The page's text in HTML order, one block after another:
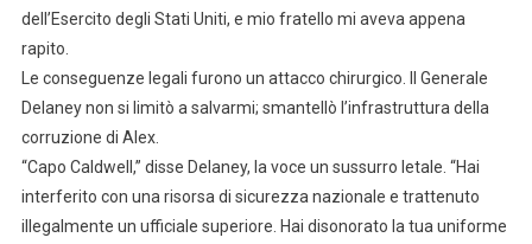
dell’Esercito degli Stati Uniti, e mio fratello mi aveva appena
rapito.
Le conseguenze legali furono un attacco chirurgico. Il Generale
Delaney non si limitò a salvarmi; smantellò l’infrastruttura della
corruzione di Alex.
“Capo Caldwell,” disse Delaney, la voce un sussurro letale. “Hai
interferito con una risorsa di sicurezza nazionale e trattenuto
illegalmente un ufficiale superiore. Hai disonorato la tua uniforme